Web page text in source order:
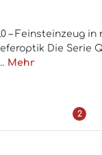
– Feinsteinzeug in
Die Serie
Mehr
2